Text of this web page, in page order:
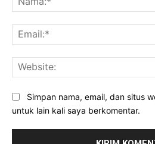
Simpan nama, email, dan situs
untuk lain kali saya berkomentar.